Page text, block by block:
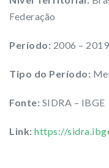
Federação
Período: 2006 – 2019
Tipo do Período:
Fonte: SIDRA – IBGE
Link: https://